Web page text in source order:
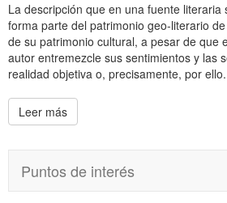
La descripción que en una fuente literaria
forma parte del patrimonio geo-literario
de su patrimonio cultural, a pesar de que
autor entremezcle sus sentimientos y las
realidad objetiva o, precisamente, por ello.
Leer más
Puntos de interés